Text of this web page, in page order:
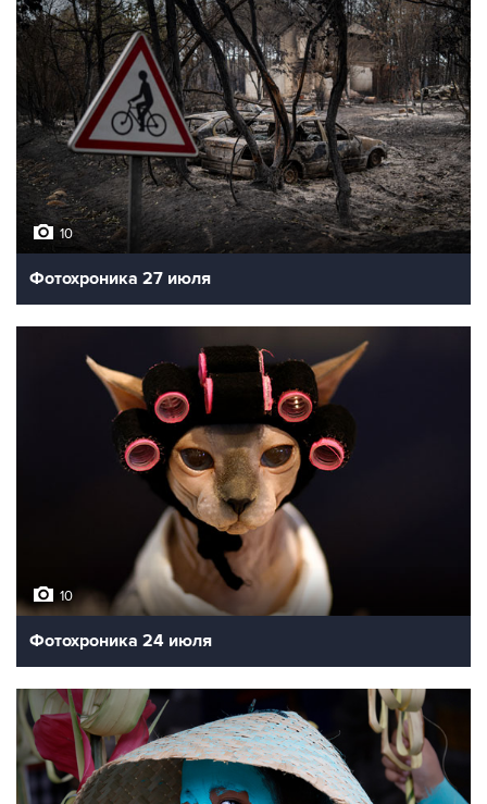
10
Фотохроника 27 июля
10
Фотохроника 24 июля